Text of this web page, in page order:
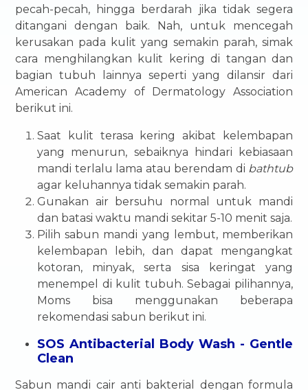
pecah-pecah, hingga berdarah jika tidak segera
ditangani dengan baik. Nah, untuk mencegah
kerusakan pada kulit yang semakin parah, simak
cara menghilangkan kulit kering di tangan dan
bagian tubuh lainnya seperti yang dilansir dari
American Academy of Dermatology Association
berikut ini.
Saat kulit terasa kering akibat kelembapan
yang menurun, sebaiknya hindari kebiasaan
mandi terlalu lama atau berendam di bathtub
agar keluhannya tidak semakin parah.
Gunakan air bersuhu normal untuk mandi
dan batasi waktu mandi sekitar 5-10 menit saja.
Pilih sabun mandi yang lembut, memberikan
kelembapan lebih, dan dapat mengangkat
kotoran, minyak, serta sisa keringat yang
menempel di kulit tubuh. Sebagai pilihannya,
Moms bisa menggunakan beberapa
rekomendasi sabun berikut ini.
SOS Antibacterial Body Wash - Gentle
Clean
Sabun mandi cair anti bakterial dengan formula